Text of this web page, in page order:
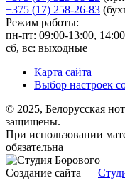
+375 (17) 258-26-83
Режим работы:
пн-пт: 09:00-13:00,
сб, вс: выходные
Карта сайта
Выбор настроек
© 2025, Белорусская
защищены.
При использовании
обязательна
Создание сайта —